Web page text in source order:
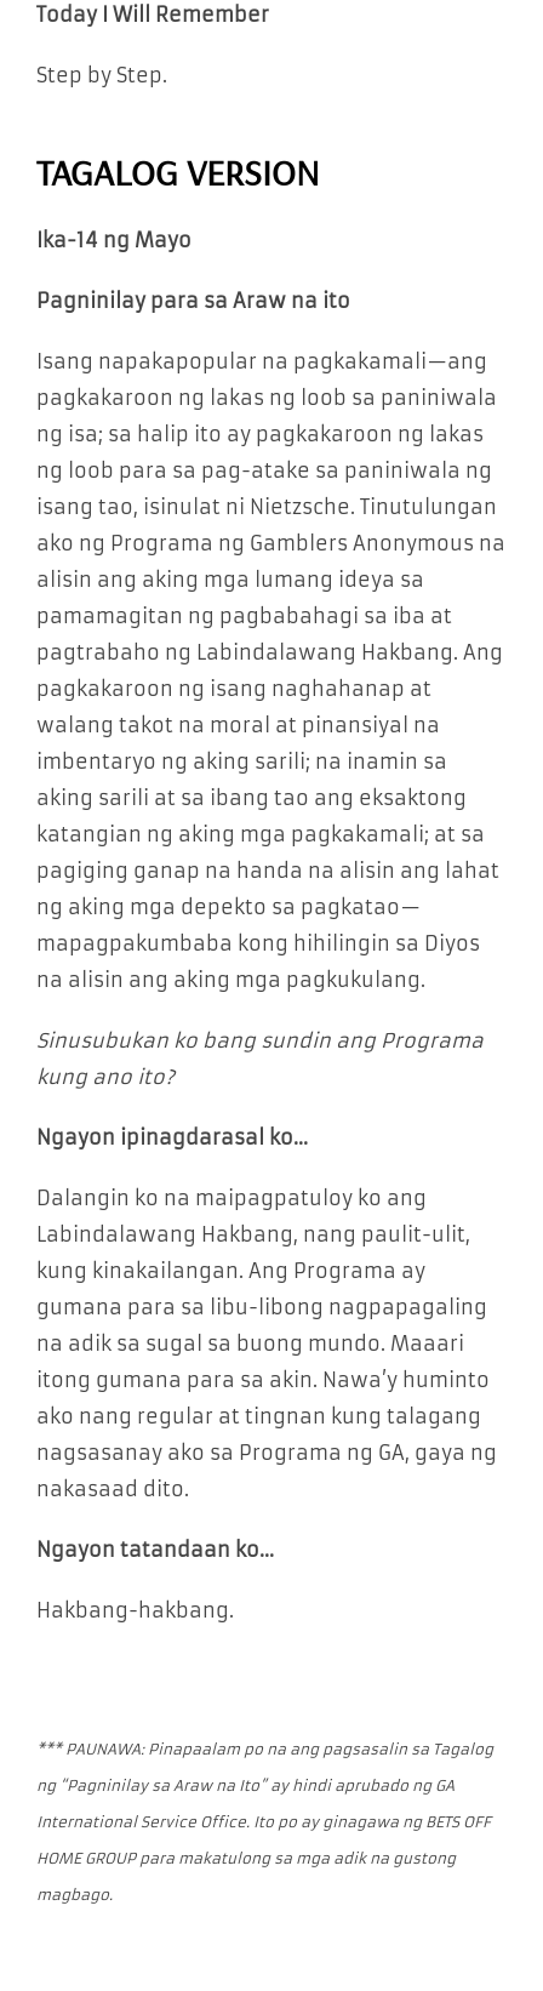
Today I Will Remember
Step by Step.
TAGALOG VERSION
Ika-14 ng Mayo
Pagninilay para sa Araw na ito
Isang napakapopular na pagkakamali—ang
pagkakaroon ng lakas ng loob sa paniniwala
ng isa; sa halip ito ay pagkakaroon ng lakas
ng loob para sa pag-atake sa paniniwala ng
isang tao, isinulat ni Nietzsche. Tinutulungan
ako ng Programa ng Gamblers Anonymous na
alisin ang aking mga lumang ideya sa
pamamagitan ng pagbabahagi sa iba at
pagtrabaho ng Labindalawang Hakbang. Ang
pagkakaroon ng isang naghahanap at
walang takot na moral at pinansiyal na
imbentaryo ng aking sarili; na inamin sa
aking sarili at sa ibang tao ang eksaktong
katangian ng aking mga pagkakamali; at sa
pagiging ganap na handa na alisin ang lahat
ng aking mga depekto sa pagkatao—
mapagpakumbaba kong hihilingin sa Diyos
na alisin ang aking mga pagkukulang.
Sinusubukan ko bang sundin ang Programa
kung ano ito?
Ngayon ipinagdarasal ko…
Dalangin ko na maipagpatuloy ko ang
Labindalawang Hakbang, nang paulit-ulit,
kung kinakailangan. Ang Programa ay
gumana para sa libu-libong nagpapagaling
na adik sa sugal sa buong mundo. Maaari
itong gumana para sa akin. Nawa’y huminto
ako nang regular at tingnan kung talagang
nagsasanay ako sa Programa ng GA, gaya ng
nakasaad dito.
Ngayon tatandaan ko…
Hakbang-hakbang.
*** PAUNAWA: Pinapaalam po na ang pagsasalin sa Tagalog
ng “Pagninilay sa Araw na Ito” ay hindi aprubado ng GA
International Service Office. Ito po ay ginagawa ng BETS OFF
HOME GROUP para makatulong sa mga adik na gustong
magbago.